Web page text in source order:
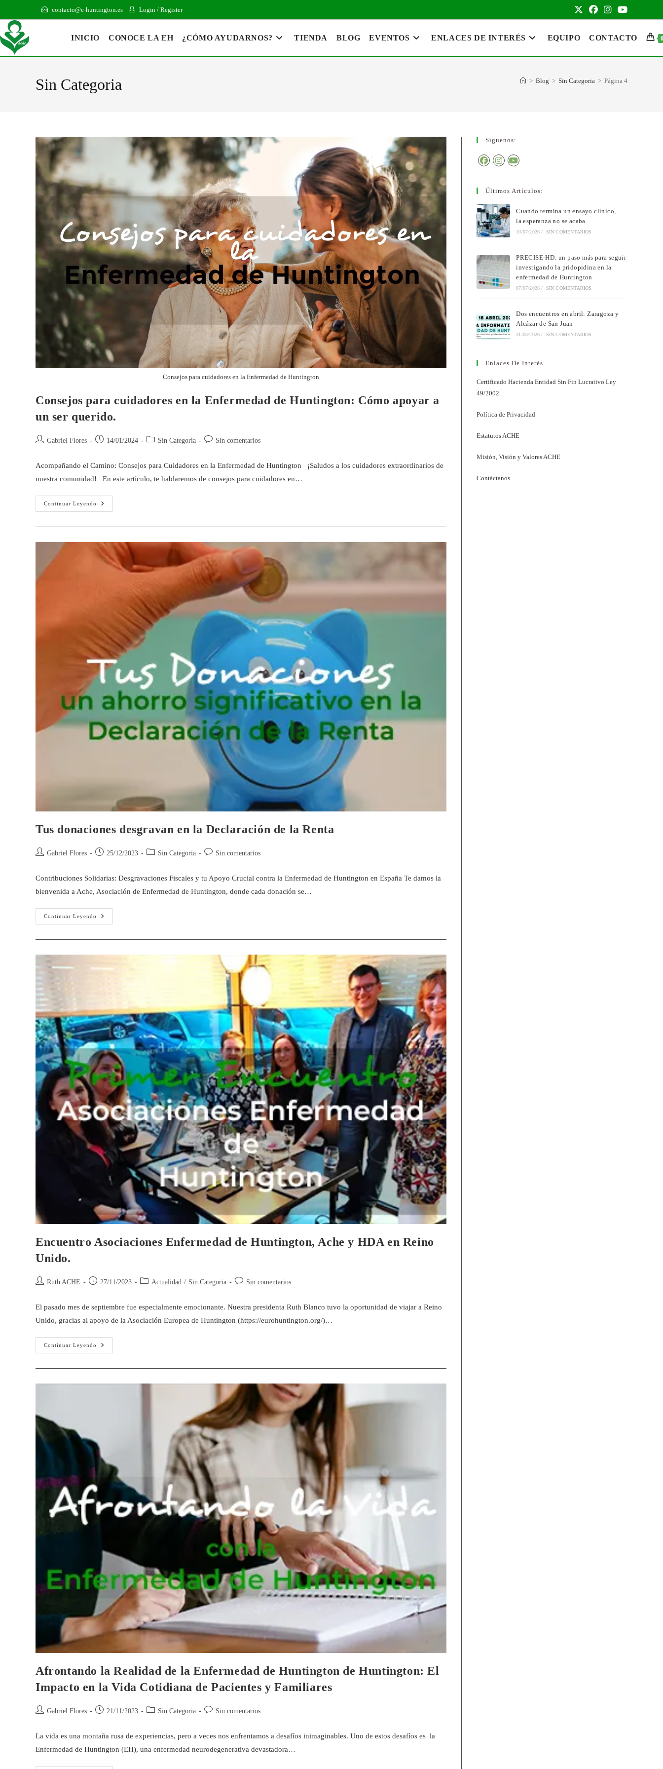
contacto@e-huntington.es Login / Register
INICIO CONOCE LA EH ¿CÓMO AYUDARNOS? TIENDA BLOG EVENTOS ENLACES DE INTERÉS EQUIPO CONTACTO 0
Sin Categoria > Blog > Sin Categoria > Página 4
Consejos para cuidadores en la Enfermedad de Huntington
Consejos para cuidadores en la Enfermedad de Huntington: Cómo apoyar a
un ser querido.
Gabriel Flores 14/01/2024 Sin Categoria Sin comentarios
Acompañando el Camino: Consejos para Cuidadores en la Enfermedad de Huntington ¡Saludos a los cuidadores extraordinarios de
nuestra comunidad! En este artículo, te hablaremos de consejos para cuidadores en…
Continuar Leyendo
Tus donaciones desgravan en la Declaración de la Renta
Gabriel Flores 25/12/2023 Sin Categoria Sin comentarios
Contribuciones Solidarias: Desgravaciones Fiscales y tu Apoyo Crucial contra la Enfermedad de Huntington en España Te damos la
bienvenida a Ache, Asociación de Enfermedad de Huntington, donde cada donación se…
Continuar Leyendo
Encuentro Asociaciones Enfermedad de Huntington, Ache y HDA en Reino
Unido.
Ruth ACHE 27/11/2023 Actualidad / Sin Categoria Sin comentarios
El pasado mes de septiembre fue especialmente emocionante. Nuestra presidenta Ruth Blanco tuvo la oportunidad de viajar a Reino
Unido, gracias al apoyo de la Asociación Europea de Huntington (https://eurohuntington.org/)…
Continuar Leyendo
Afrontando la Realidad de la Enfermedad de Huntington de Huntington: El
Impacto en la Vida Cotidiana de Pacientes y Familiares
Gabriel Flores 21/11/2023 Sin Categoria Sin comentarios
La vida es una montaña rusa de experiencias, pero a veces nos enfrentamos a desafíos inimaginables. Uno de estos desafíos es la
Enfermedad de Huntington (EH), una enfermedad neurodegenerativa devastadora…
Síguenos:
Últimos Artículos:
Cuando termina un ensayo clínico,
la esperanza no se acaba
10/07/2026 / SIN COMENTARIOS
PRECISE-HD: un paso más para seguir
investigando la pridopidina en la
enfermedad de Huntington
07/07/2026 / SIN COMENTARIOS
Dos encuentros en abril: Zaragoza y
Alcázar de San Juan
31/03/2026 / SIN COMENTARIOS
Enlaces De Interés
Certificado Hacienda Entidad Sin Fin Lucrativo Ley
49/2002
Política de Privacidad
Estatutos ACHE
Misión, Visión y Valores ACHE
Contáctanos